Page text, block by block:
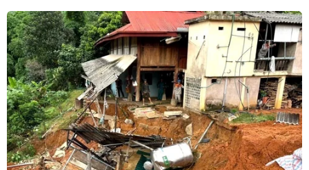
#AFF Cup 2016
#Đại sứ quán Myanmar
#Người Rohingya
Malaysia
Theo dõi VietnamPlus